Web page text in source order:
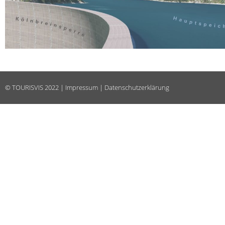
©TOURISVIS2022 | Impressum | Datenschutzerklärung